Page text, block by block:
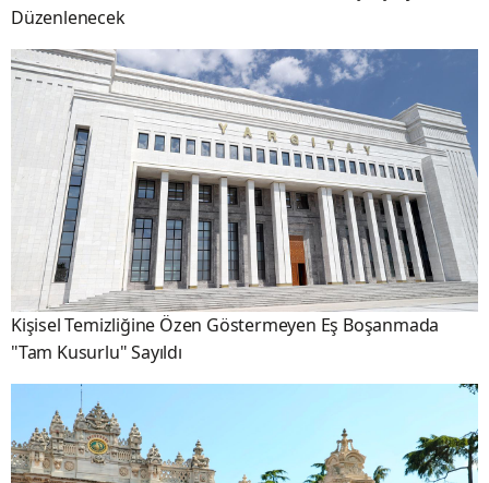
Düzenlenecek
Kişisel Temizliğine Özen Göstermeyen Eş Boşanmada
"Tam Kusurlu" Sayıldı